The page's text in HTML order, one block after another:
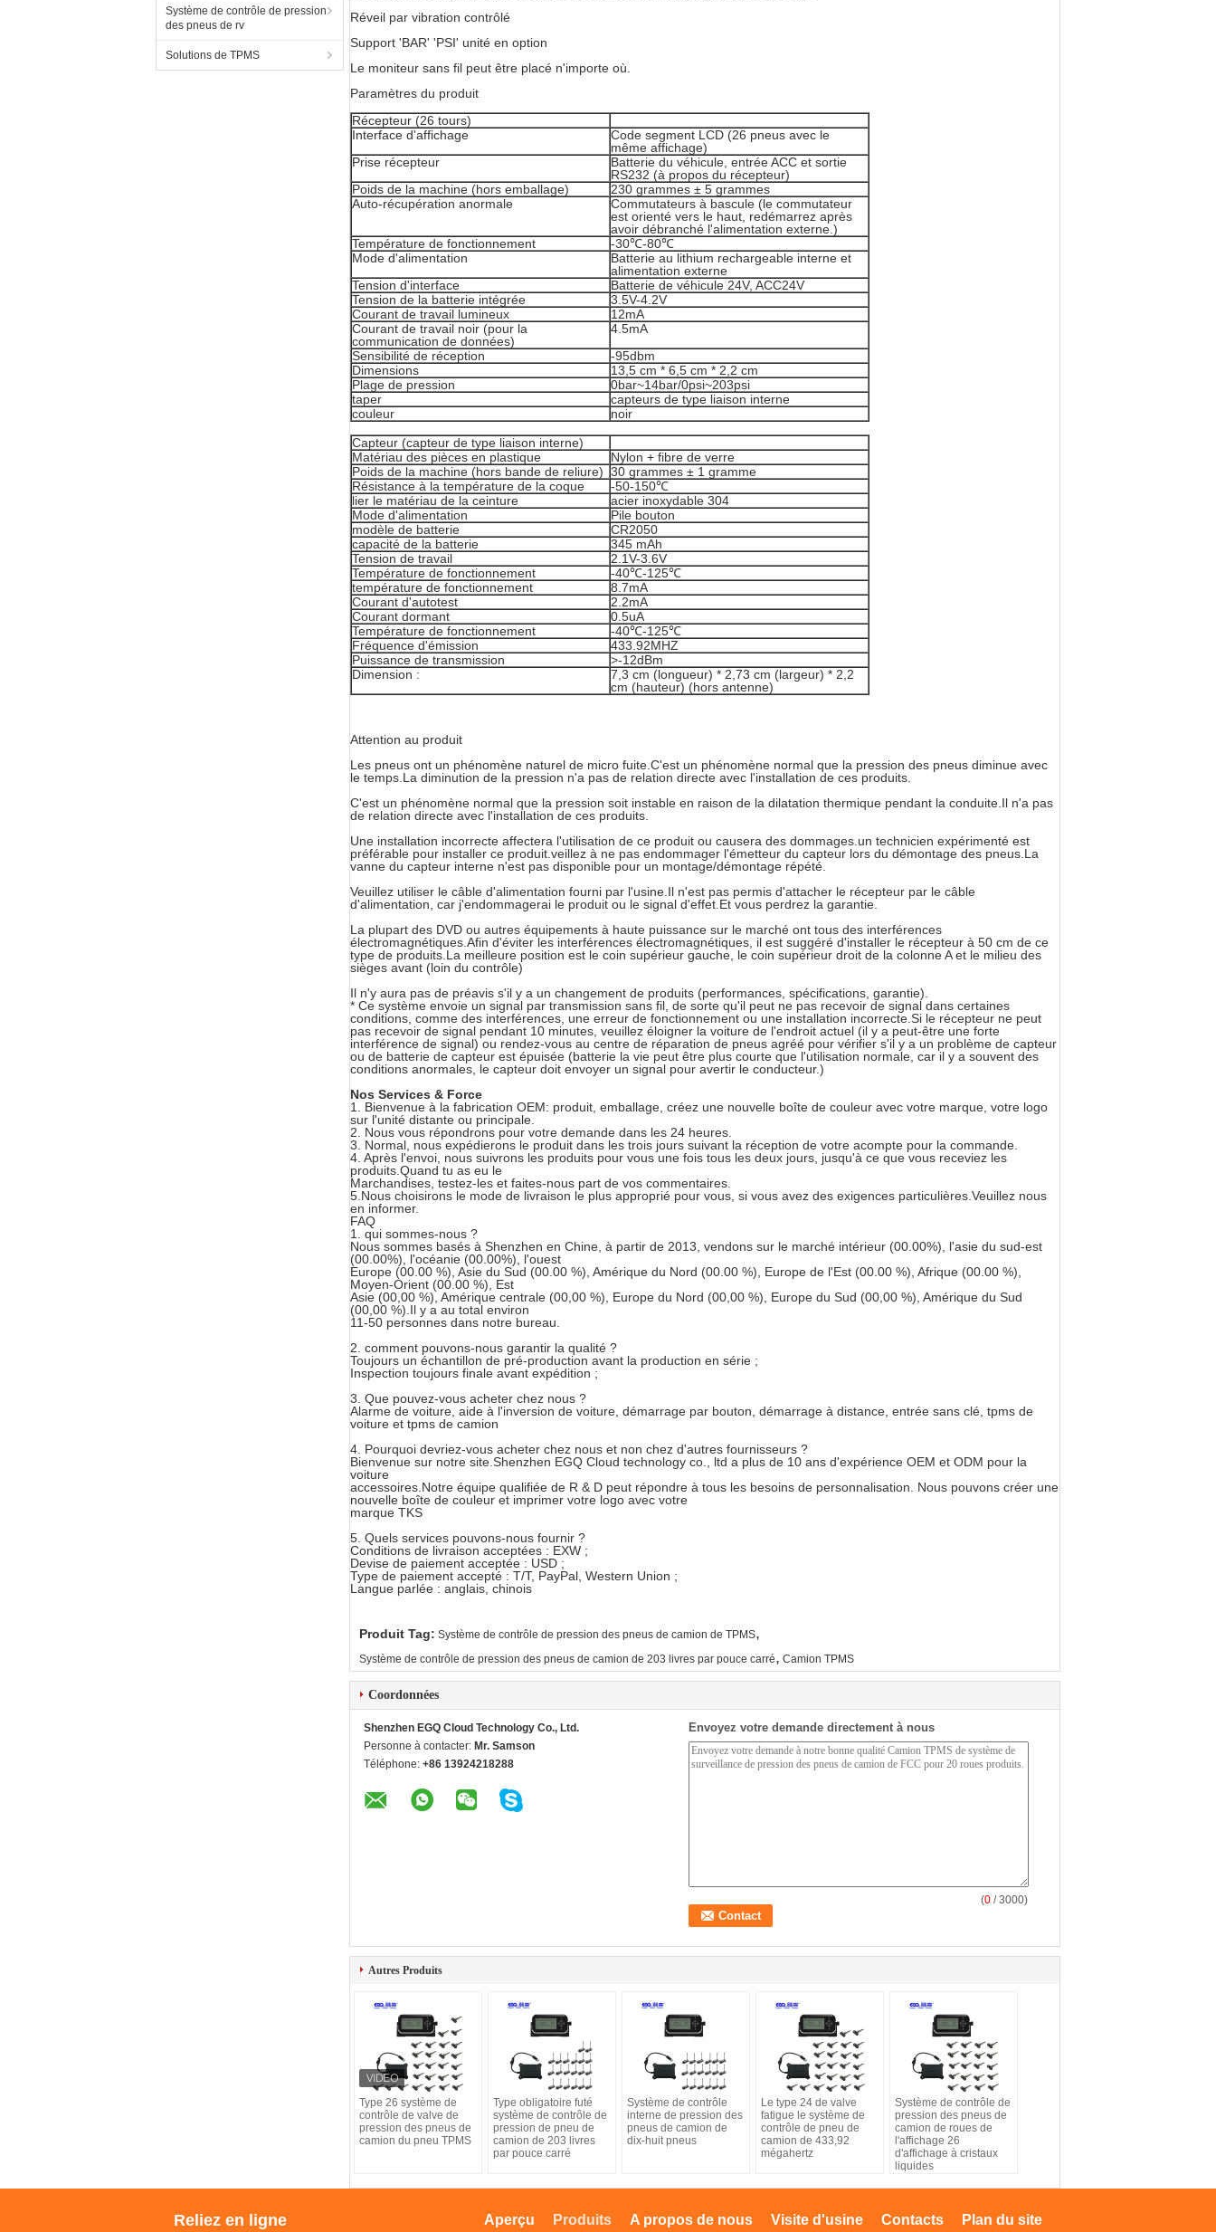
Système de contrôle de pression
des pneus de rv
Solutions de TPMS
Réveil par vibration contrôlé
Support 'BAR' 'PSI' unité en option
Le moniteur sans fil peut être placé n'importe où.
Paramètres du produit
Récepteur (26 tours)
Interface d'affichage
Code segment LCD (26 pneus avec le
même affichage)
Prise récepteur
Batterie du véhicule, entrée ACC et sortie
RS232 (à propos du récepteur)
Poids de la machine (hors emballage)
230 grammes ± 5 grammes
Auto-récupération anormale
Commutateurs à bascule (le commutateur
est orienté vers le haut, redémarrez après
avoir débranché l'alimentation externe.)
Température de fonctionnement
-30℃-80℃
Mode d'alimentation
Batterie au lithium rechargeable interne et
alimentation externe
Tension d'interface
Batterie de véhicule 24V, ACC24V
Tension de la batterie intégrée
3.5V-4.2V
Courant de travail lumineux
12mA
Courant de travail noir (pour la
communication de données)
4.5mA
Sensibilité de réception
-95dbm
Dimensions
13,5 cm * 6,5 cm * 2,2 cm
Plage de pression
0bar~14bar/0psi~203psi
taper
capteurs de type liaison interne
couleur
noir
Capteur (capteur de type liaison interne)
Matériau des pièces en plastique
Nylon + fibre de verre
Poids de la machine (hors bande de reliure) 30 grammes ± 1 gramme
Résistance à la température de la coque
-50-150℃
lier le matériau de la ceinture
acier inoxydable 304
Mode d'alimentation
Pile bouton
modèle de batterie
CR2050
capacité de la batterie
345 mAh
Tension de travail
2.1V-3.6V
Température de fonctionnement
-40℃-125℃
température de fonctionnement
8.7mA
Courant d'autotest
2.2mA
Courant dormant
0.5uA
Température de fonctionnement
-40℃-125℃
Fréquence d'émission
433.92MHZ
Puissance de transmission
>-12dBm
Dimension :
7,3 cm (longueur) * 2,73 cm (largeur) * 2,2
cm (hauteur) (hors antenne)
Attention au produit
Les pneus ont un phénomène naturel de micro fuite.C'est un phénomène normal que la pression des pneus diminue avec
le temps.La diminution de la pression n'a pas de relation directe avec l'installation de ces produits.
C'est un phénomène normal que la pression soit instable en raison de la dilatation thermique pendant la conduite.Il n'a pas
de relation directe avec l'installation de ces produits.
Une installation incorrecte affectera l'utilisation de ce produit ou causera des dommages.un technicien expérimenté est
préférable pour installer ce produit.veillez à ne pas endommager l'émetteur du capteur lors du démontage des pneus.La
vanne du capteur interne n'est pas disponible pour un montage/démontage répété.
Veuillez utiliser le câble d'alimentation fourni par l'usine.Il n'est pas permis d'attacher le récepteur par le câble
d'alimentation, car j'endommagerai le produit ou le signal d'effet.Et vous perdrez la garantie.
La plupart des DVD ou autres équipements à haute puissance sur le marché ont tous des interférences
électromagnétiques.Afin d'éviter les interférences électromagnétiques, il est suggéré d'installer le récepteur à 50 cm de ce
type de produits.La meilleure position est le coin supérieur gauche, le coin supérieur droit de la colonne A et le milieu des
sièges avant (loin du contrôle)
Il n'y aura pas de préavis s'il y a un changement de produits (performances, spécifications, garantie).
* Ce système envoie un signal par transmission sans fil, de sorte qu'il peut ne pas recevoir de signal dans certaines
conditions, comme des interférences, une erreur de fonctionnement ou une installation incorrecte.Si le récepteur ne peut
pas recevoir de signal pendant 10 minutes, veuillez éloigner la voiture de l'endroit actuel (il y a peut-être une forte
interférence de signal) ou rendez-vous au centre de réparation de pneus agréé pour vérifier s'il y a un problème de capteur
ou de batterie de capteur est épuisée (batterie la vie peut être plus courte que l'utilisation normale, car il y a souvent des
conditions anormales, le capteur doit envoyer un signal pour avertir le conducteur.)
Nos Services & Force
1. Bienvenue à la fabrication OEM: produit, emballage, créez une nouvelle boîte de couleur avec votre marque, votre logo
sur l'unité distante ou principale.
2. Nous vous répondrons pour votre demande dans les 24 heures.
3. Normal, nous expédierons le produit dans les trois jours suivant la réception de votre acompte pour la commande.
4. Après l'envoi, nous suivrons les produits pour vous une fois tous les deux jours, jusqu'à ce que vous receviez les
produits.Quand tu as eu le
Marchandises, testez-les et faites-nous part de vos commentaires.
5.Nous choisirons le mode de livraison le plus approprié pour vous, si vous avez des exigences particulières.Veuillez nous
en informer.
FAQ
1. qui sommes-nous ?
Nous sommes basés à Shenzhen en Chine, à partir de 2013, vendons sur le marché intérieur (00.00%), l'asie du sud-est
(00.00%), l'océanie (00.00%), l'ouest
Europe (00.00 %), Asie du Sud (00.00 %), Amérique du Nord (00.00 %), Europe de l'Est (00.00 %), Afrique (00.00 %),
Moyen-Orient (00.00 %), Est
Asie (00,00 %), Amérique centrale (00,00 %), Europe du Nord (00,00 %), Europe du Sud (00,00 %), Amérique du Sud
(00,00 %).Il y a au total environ
11-50 personnes dans notre bureau.
2. comment pouvons-nous garantir la qualité ?
Toujours un échantillon de pré-production avant la production en série ;
Inspection toujours finale avant expédition ;
3. Que pouvez-vous acheter chez nous ?
Alarme de voiture, aide à l'inversion de voiture, démarrage par bouton, démarrage à distance, entrée sans clé, tpms de
voiture et tpms de camion
4. Pourquoi devriez-vous acheter chez nous et non chez d'autres fournisseurs ?
Bienvenue sur notre site.Shenzhen EGQ Cloud technology co., ltd a plus de 10 ans d'expérience OEM et ODM pour la
voiture
accessoires.Notre équipe qualifiée de R & D peut répondre à tous les besoins de personnalisation. Nous pouvons créer une
nouvelle boîte de couleur et imprimer votre logo avec votre
marque TKS
5. Quels services pouvons-nous fournir ?
Conditions de livraison acceptées : EXW ;
Devise de paiement acceptée : USD ;
Type de paiement accepté : T/T, PayPal, Western Union ;
Langue parlée : anglais, chinois
Produit Tag: Système de contrôle de pression des pneus de camion de TPMS,
Système de contrôle de pression des pneus de camion de 203 livres par pouce carré, Camion TPMS
Coordonnées
Shenzhen EGQ Cloud Technology Co., Ltd.
Personne à contacter: Mr. Samson
Téléphone: +86 13924218288
Envoyez votre demande directement à nous
(0 / 3000)
Autres Produits
Type 26 système de
contrôle de valve de
pression des pneus de
camion du pneu TPMS
Type obligatoire futé
système de contrôle de
pression de pneu de
camion de 203 livres
par pouce carré
Système de contrôle
interne de pression des
pneus de camion de
dix-huit pneus
Le type 24 de valve
fatigue le système de
contrôle de pneu de
camion de 433,92
mégahertz
Système de contrôle de
pression des pneus de
camion de roues de
l'affichage 26
d'affichage à cristaux
liquides
Reliez en ligne Plan du site
Contacts
Visite d'usine
A propos de nous
Produits
Aperçu